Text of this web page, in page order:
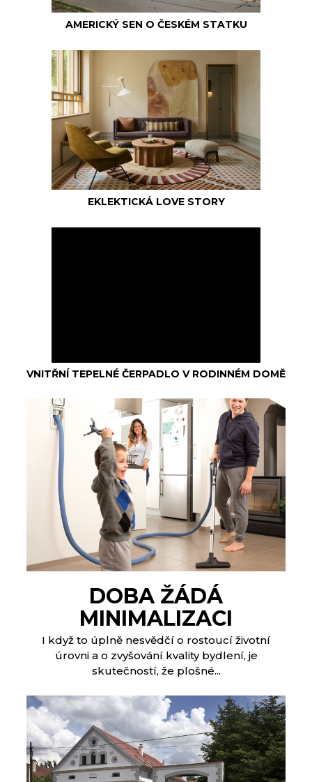
AMERICKÝ SEN O ČESKÉM STATKU
EKLEKTICKÁ LOVE STORY
VNITŘNÍ TEPELNÉ ČERPADLO V RODINNÉM DOMĚ
DOBA ŽÁDÁ
MINIMALIZACI
I když to úplně nesvědčí o rostoucí životní
úrovni a o zvyšování kvality bydlení, je
skutečností, že plošné...